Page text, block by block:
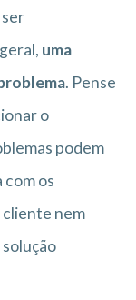
uma
. Pense
o
podem
os
nem